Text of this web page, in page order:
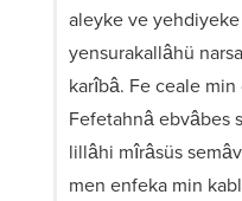
aleyke ve
yensurakallâhü
karîbâ. Fe ceale
Fefetahnâ ebvâbes
lillâhi mîrâsüs
men enfeka min